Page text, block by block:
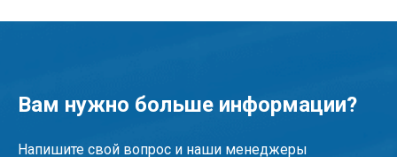
Вам нужно больше информации?
Напишите свой вопрос и наши менеджеры